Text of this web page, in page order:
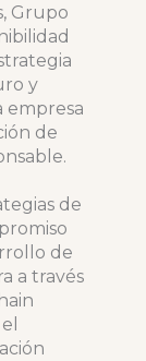
Grupo
y
empresa
de
de
de
a través